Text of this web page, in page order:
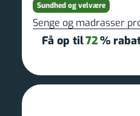
Sundhed og velvære
Senge og madrasser
Få op til72%